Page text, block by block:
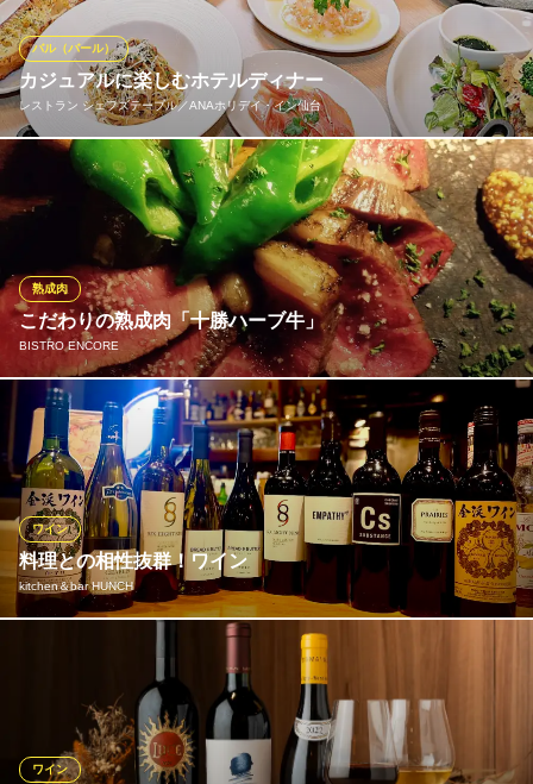
よい食感を追求しております。ほとんどのお客様がリピートする
人気商品です。お肉のみを使用したミートパエリアもございま
す。
ビストロバンディード
宴会 サプライズ
仙台市営地下鉄東西線宮城野通駅 徒歩4分
宮城県仙台市若林区新寺3-1-57 弁慶仙台東口ビル
カジュアルに楽しむホテルディナー
レストラン シェフズテーブル／ANAホリデイ・イン仙台
バル（バール）
ちょい飲み・サク飲みにもぴったりなタパス料理を多くラインナ
ップ！仕事帰りに1杯・1品だけもOK◎気軽にお立ち寄りくださ
※こちらは夜のみのこだわりです。
レストラン シェフズテーブル／ANAホリデイ・イン仙台
ホテルレストラン
仙台市営地下鉄東西線宮城野通駅 徒歩5分
宮城県仙台市若林区新寺1-4-1 ANAホリデイ・イン仙台
こだわりの熟成肉「十勝ハーブ牛」
BISTRO ENCORE
熟成肉
熟成庫で熟成され、旨みが凝縮されてから届く「北海道十勝ハー
ブ牛」 ワインとの相性もバッチリです。 赤身の美味しさを、是非
ご堪能下さい！
※こちらは夜のみのこだわりです。
BISTRO ENCORE
自然派ワインのビストロ
仙台市営地下鉄南北線勾当台公園駅南3番出口 徒歩7分
宮城県仙台市青葉区国分町2-8-9
料理との相性抜群！ワイン
kitchen＆bar HUNCH
ワイン
当店の料理との相性抜群のワインを厳選！
kitchen＆bar HUNCH
創作イタリアンバル
仙台市営地下鉄南北線広瀬通駅 徒歩5分
ワイン